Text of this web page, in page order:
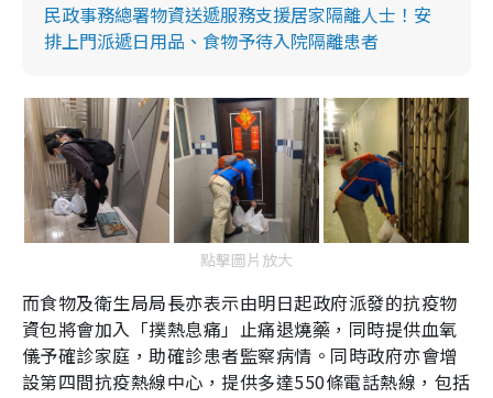
民政事務總署物資送遞服務支援居家隔離人士！安
排上門派遞日用品、食物予待入院隔離患者
點擊圖片放大
而食物及衛生局局長亦表示由明日起政府派發的抗疫物
資包將會加入「撲熱息痛」止痛退燒藥，同時提供血氧
儀予確診家庭，助確診患者監察病情。同時政府亦會增
設第四間抗疫熱線中心，提供多達550條電話熱線，包括